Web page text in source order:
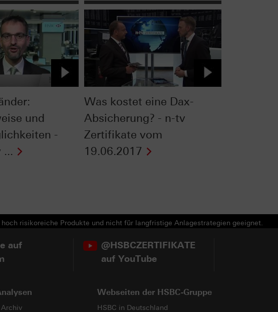
und
-
...
Was kostet eine Dax-
Absicherung? - n-tv
Zertifikate vom
19.06.2017
risikoreiche Produkte und nicht für langfristige Anlagestrategien geeignet.
auf
@HSBCZERTIFIKATE
auf YouTube
Webseiten der HSBC-Gruppe
HSBC in Deutschland